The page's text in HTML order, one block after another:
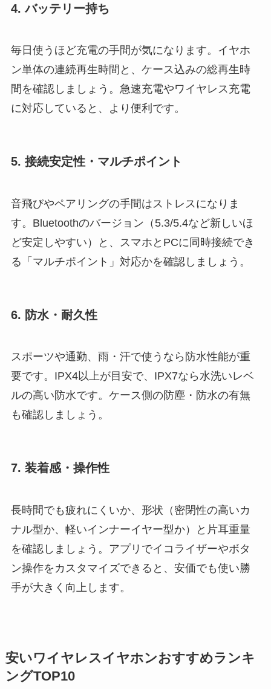
4. バッテリー持ち
毎日使うほど充電の手間が気になります。イヤホ
ン単体の連続再生時間と、ケース込みの総再生時
間を確認しましょう。急速充電やワイヤレス充電
に対応していると、より便利です。
5. 接続安定性・マルチポイント
音飛びやペアリングの手間はストレスになりま
す。Bluetoothのバージョン（5.3/5.4など新しいほ
ど安定しやすい）と、スマホとPCに同時接続でき
る「マルチポイント」対応かを確認しましょう。
6. 防水・耐久性
スポーツや通勤、雨・汗で使うなら防水性能が重
要です。IPX4以上が目安で、IPX7なら水洗いレベ
ルの高い防水です。ケース側の防塵・防水の有無
も確認しましょう。
7. 装着感・操作性
長時間でも疲れにくいか、形状（密閉性の高いカ
ナル型か、軽いインナーイヤー型か）と片耳重量
を確認しましょう。アプリでイコライザーやボタ
ン操作をカスタマイズできると、安価でも使い勝
手が大きく向上します。
安いワイヤレスイヤホンおすすめランキ
ングTOP10